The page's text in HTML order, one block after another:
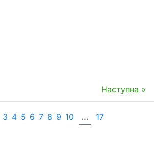
Наступна »
3 4 5 6 7 8 9 10 ... 17